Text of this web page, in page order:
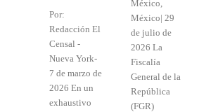
Por:
Redacción El
Censal -
Nueva York-
7 de marzo de
2026 En un
exhaustivo
México,
México| 29
de julio de
2026 La
Fiscalía
General de la
República
(FGR)